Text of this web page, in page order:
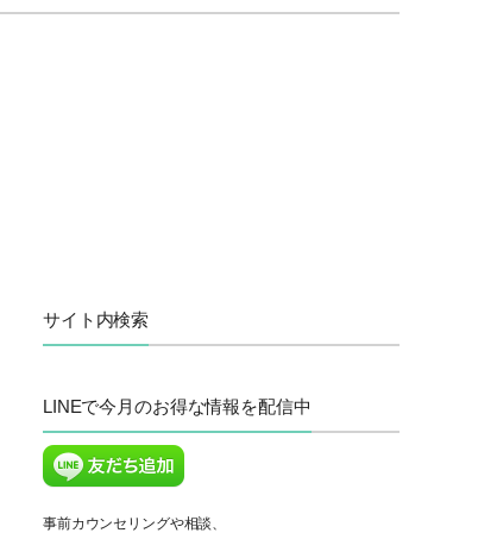
サイト内検索
LINEで今月のお得な情報を配信中
事前カウンセリングや相談、